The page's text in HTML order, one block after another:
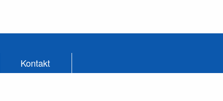
Kontakt